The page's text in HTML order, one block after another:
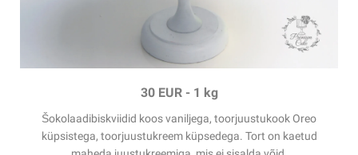
30 EUR - 1 kg
Šokolaadibiskviidid koos vaniljega, toorjuustukook Oreo
küpsistega, toorjuustukreem küpsedega. Tort on kaetud